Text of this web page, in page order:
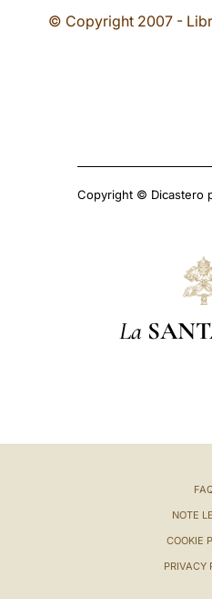
© Copyright 2007 -
Copyright © Dicastero
La
NOTE
COOKIE
PRIVACY